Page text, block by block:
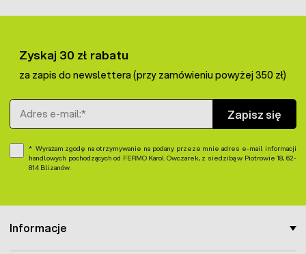
Informacje
Zyskaj 30 zł rabatu
za zapis do newslettera (przy zamówieniu powyżej 350 zł)
Adres e-mail
Zapisz się
Wyrażam zgodę na otrzymywanie na podany przeze mnie adres e-mail informacji
handlowych pochodzących od FERMO Karol Owczarek, z siedzibą w Piotrowie 18, 62-
814 Blizanów.